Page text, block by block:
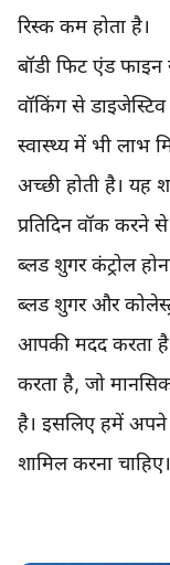
रिस्क कम होता है।
बॉडी फिट एंड फाइन
वॉकिंग से
स्वास्थ्य में भी लाभ
अच्छी होती है। यह
प्रतिदिन वॉक करने
ब्लड शुगर कंट्रोल
ब्लड शुगर और
आपकी मदद करता
करता है, जो
है। इसलिए हमें
शामिल करना चाहिए।